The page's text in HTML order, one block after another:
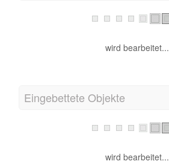
wird bearbeitet...
Eingebettete Objekte
wird bearbeitet...